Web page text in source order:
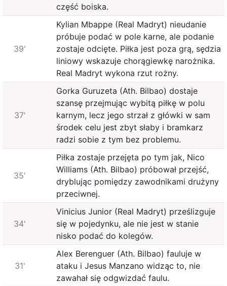
część boiska.
39'
Kylian Mbappe (Real Madryt) nieudanie
próbuje podać w pole karne, ale podanie
zostaje odcięte. Piłka jest poza grą, sędzia
liniowy wskazuje chorągiewkę narożnika.
Real Madryt wykona rzut rożny.
37'
Gorka Guruzeta (Ath. Bilbao) dostaje
szansę przejmując wybitą piłkę w polu
karnym, lecz jego strzał z główki w sam
środek celu jest zbyt słaby i bramkarz
radzi sobie z tym bez problemu.
35'
Piłka zostaje przejęta po tym jak, Nico
Williams (Ath. Bilbao) próbował przejść,
dryblując pomiędzy zawodnikami drużyny
przeciwnej.
34'
Vinicius Junior (Real Madryt) prześlizguje
się w pojedynku, ale nie jest w stanie
nisko podać do kolegów.
31'
Alex Berenguer (Ath. Bilbao) fauluje w
ataku i Jesus Manzano widząc to, nie
zawahał się odgwizdać faulu.